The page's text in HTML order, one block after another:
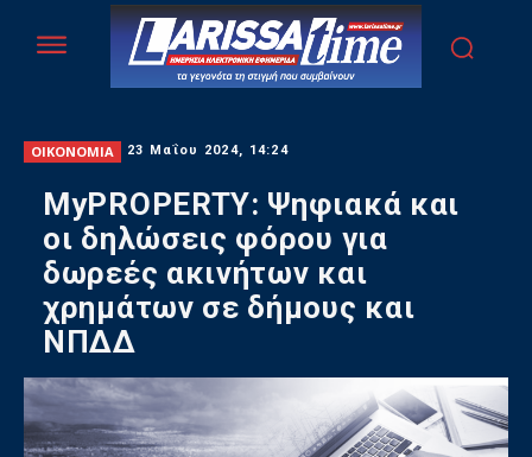
ΟΙΚΟΝΟΜΙΑ 23 Μαΐου 2024, 14:24
MyPROPERTY: Ψηφιακά και
οι δηλώσεις φόρου για
δωρεές ακινήτων και
χρημάτων σε δήμους και
ΝΠΔΔ